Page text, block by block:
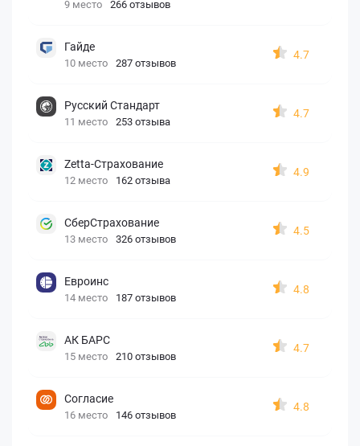
9 место 266 отзывов
Гайде
10 место 287 отзывов
4.7
Русский Стандарт
11 место 253 отзыва
4.7
Zetta-Страхование
12 место 162 отзыва
4.9
СберСтрахование
13 место 326 отзывов
4.5
Евроинс
14 место 187 отзывов
4.8
АК БАРС
15 место 210 отзывов
4.7
Согласие
16 место 146 отзывов
4.8